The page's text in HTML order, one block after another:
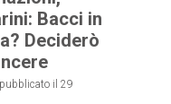
Bacci in
Deciderò
il 29